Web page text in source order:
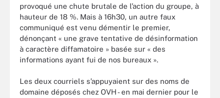
provoqué une chute brutale de l’action du groupe, à
hauteur de 18 %. Mais à 16h30, un autre faux
communiqué est venu démentir le premier,
dénonçant « une grave tentative de désinformation
à caractère diffamatoire » basée sur « des
informations ayant fui de nos bureaux ».
Les deux courriels s’appuyaient sur des noms de
domaine déposés chez OVH - en mai dernier pour le